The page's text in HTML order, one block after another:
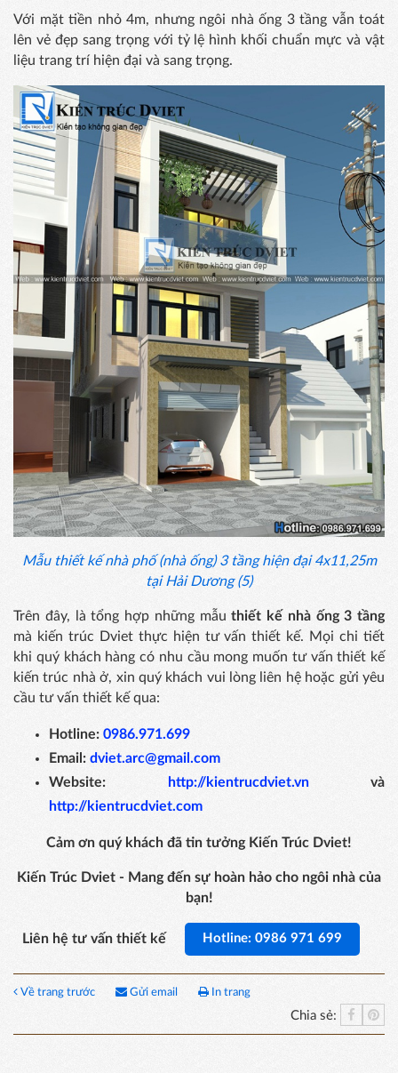
Với mặt tiền nhỏ 4m, nhưng ngôi nhà ống 3 tầng vẫn toát
lên vẻ đẹp sang trọng với tỷ lệ hình khối chuẩn mực và vật
liệu trang trí hiện đại và sang trọng.
Mẫu thiết kế nhà phố (nhà ống) 3 tầng hiện đại 4x11,25m
tại Hải Dương (5)
Trên đây, là tổng hợp những mẫuthiết kế nhà ống 3 tầng
mà kiến trúc Dviet thực hiện tư vấn thiết kế. Mọi chi tiết
khi quý khách hàng có nhu cầu mong muốn tư vấn thiết kế
kiến trúc nhà ở, xin quý khách vui lòng liên hệ hoặc gửi yêu
cầu tư vấn thiết kế qua:
Hotline: 0986.971.699
Email: dviet.arc@gmail.com
Website:
http://kientrucdviet.vnvà
http://kientrucdviet.com
Cảm ơn quý khách đã tin tưởng Kiến Trúc Dviet!
Kiến Trúc Dviet - Mang đến sự hoàn hảo cho ngôi nhà của
bạn!
Liên hệ tư vấn thiết kế Hotline: 0986 971 699
Về trang trước Gửi email In trang
Chia sẻ: